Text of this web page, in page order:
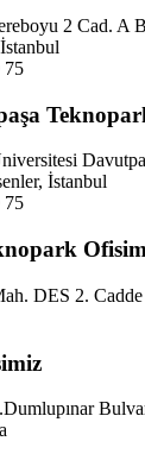
2 Cad. A
75
İstanbul
75
DES 2.